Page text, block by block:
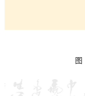
图